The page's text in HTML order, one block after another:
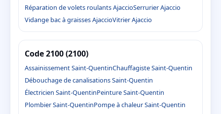
Réparation de volets roulants AjaccioSerrurier Ajaccio
Vidange bac à graisses AjaccioVitrier Ajaccio
Code 2100 (2100)
Assainissement Saint-QuentinChauffagiste Saint-Quentin
Débouchage de canalisations Saint-Quentin
Électricien Saint-QuentinPeinture Saint-Quentin
Plombier Saint-QuentinPompe à chaleur Saint-Quentin